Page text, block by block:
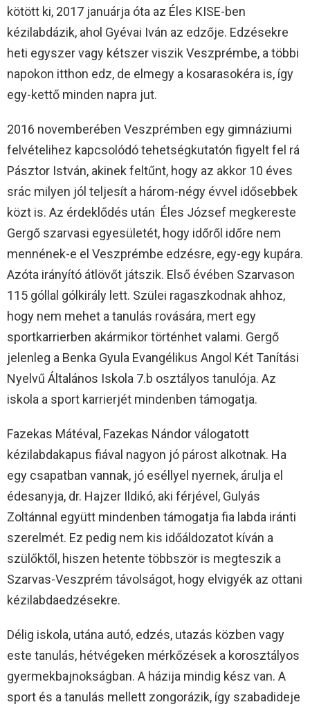
kötött ki, 2017 januárja óta az Éles KISE-ben
kézilabdázik, ahol Gyévai Iván az edzője. Edzésekre
heti egyszer vagy kétszer viszik Veszprémbe, a többi
napokon itthon edz, de elmegy a kosarasokéra is, így
egy-kettő minden napra jut.
2016 novemberében Veszprémben egy gimnáziumi
felvételihez kapcsolódó tehetségkutatón figyelt fel rá
Pásztor István, akinek feltűnt, hogy az akkor 10 éves
srác milyen jól teljesít a három-négy évvel idősebbek
közt is. Az érdeklődés után Éles József megkereste
Gergő szarvasi egyesületét, hogy időről időre nem
mennének-e el Veszprémbe edzésre, egy-egy kupára.
Azóta irányító átlövőt játszik. Első évében Szarvason
115 góllal gólkirály lett. Szülei ragaszkodnak ahhoz,
hogy nem mehet a tanulás rovására, mert egy
sportkarrierben akármikor történhet valami. Gergő
jelenleg a Benka Gyula Evangélikus Angol Két Tanítási
Nyelvű Általános Iskola 7.b osztályos tanulója. Az
iskola a sport karrierjét mindenben támogatja.
Fazekas Mátéval, Fazekas Nándor válogatott
kézilabdakapus fiával nagyon jó párost alkotnak. Ha
egy csapatban vannak, jó eséllyel nyernek, árulja el
édesanyja, dr. Hajzer Ildikó, aki férjével, Gulyás
Zoltánnal együtt mindenben támogatja fia labda iránti
szerelmét. Ez pedig nem kis időáldozatot kíván a
szülőktől, hiszen hetente többször is megteszik a
Szarvas-Veszprém távolságot, hogy elvigyék az ottani
kézilabdaedzésekre.
Délig iskola, utána autó, edzés, utazás közben vagy
este tanulás, hétvégeken mérkőzések a korosztályos
gyermekbajnokságban. A házija mindig kész van. A
sport és a tanulás mellett zongorázik, így szabadideje